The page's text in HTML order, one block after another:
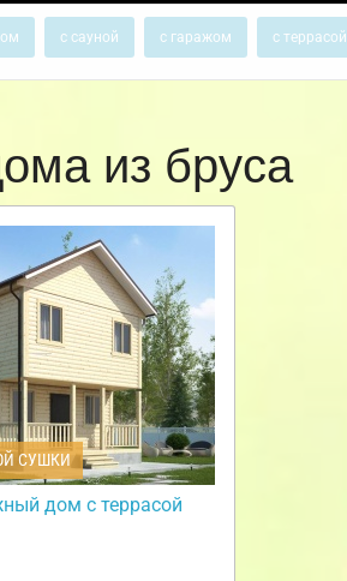
с сауной с гаражом с террасой
из бруса
СУШКИ
дом с террасой